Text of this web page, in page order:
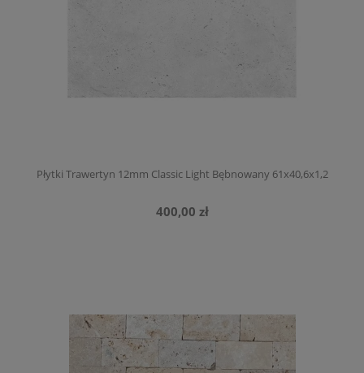
Płytki Trawertyn 12mm Classic Light Bębnowany 61x40,6x1,2
400,00 zł